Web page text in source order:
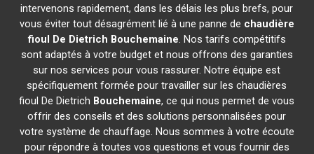
intervenons rapidement, dans les délais les plus brefs, pour
vous éviter tout désagrément lié à une panne de chaudière
fioul De Dietrich Bouchemaine. Nos tarifs compétitifs
sont adaptés à votre budget et nous offrons des garanties
sur nos services pour vous rassurer. Notre équipe est
spécifiquement formée pour travailler sur les chaudières
fioul De Dietrich Bouchemaine, ce qui nous permet de vous
offrir des conseils et des solutions personnalisées pour
votre système de chauffage. Nous sommes à votre écoute
pour répondre à toutes vos questions et vous fournir des